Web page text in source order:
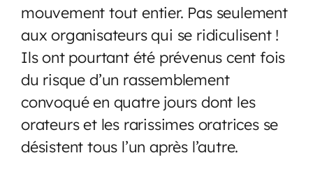
mouvement tout entier. Pas seulement
aux organisateurs qui se ridiculisent !
Ils ont pourtant été prévenus cent fois
du risque d’un rassemblement
convoqué en quatre jours dont les
orateurs et les rarissimes oratrices se
désistent tous l’un après l’autre.